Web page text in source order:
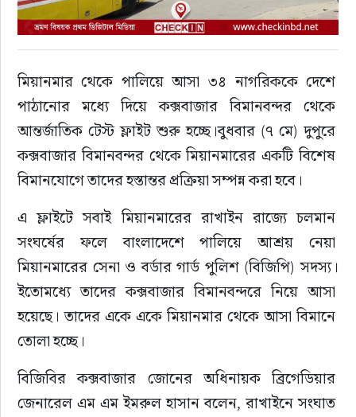
মিয়ানমার থেকে পালিয়ে আসা ৩৪ নাগরিককে দেশে
পাঠানোর মধ্যে দিয়ে কক্সবাজার বিমানবন্দর থেকে
আন্তর্জাতিক টেস্ট ফ্লাইট শুরু হচ্ছে।বুধবার (৭ মে) দুপুরে
কক্সবাজার বিমানবন্দর থেকে মিয়ানমারের একটি বিশেষ
বিমানযোগে তাদের হস্তান্তর প্রক্রিয়া সম্পন্ন করা হবে।
এ ফ্লাইটে সবাই মিয়ানমারের রাখাইন রাজ্যে চলমান
সংঘর্ষের ফলে বাংলাদেশে পালিয়ে আশ্রয় নেয়া
মিয়ানমারের সেনা ও বর্ডার গার্ড পুলিশ (বিজিপি) সদস্য।
ইতোমধ্যে তাদের কক্সবাজার বিমানবন্দরে নিয়ে আসা
হয়েছে। তাদের একে একে মিয়ানমার থেকে আসা বিমানে
তোলা হচ্ছে।
বিজিবির কক্সবাজার জোনের অধিনায়ক ব্রিগেডিয়ার
জেনারেল এম এম ইমরুল হাসান বলেন, রাখাইনে সংঘাত